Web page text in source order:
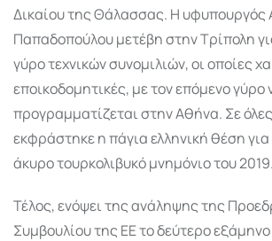
Δικαίου της Θάλασσας. Η υφυπουργός
Παπαδοπούλου μετέβη στην Τρίπολη
γύρο τεχνικών συνομιλιών, οι οποίες
εποικοδομητικές, με τον επόμενο γύρο
προγραμματίζεται στην Αθήνα. Σε
εκφράστηκε η πάγια ελληνική θέση
άκυρο τουρκολιβυκό μνημόνιο του 2019.
Τέλος, ενόψει της ανάληψης της
Συμβουλίου της ΕΕ το δεύτερο εξάμηνο